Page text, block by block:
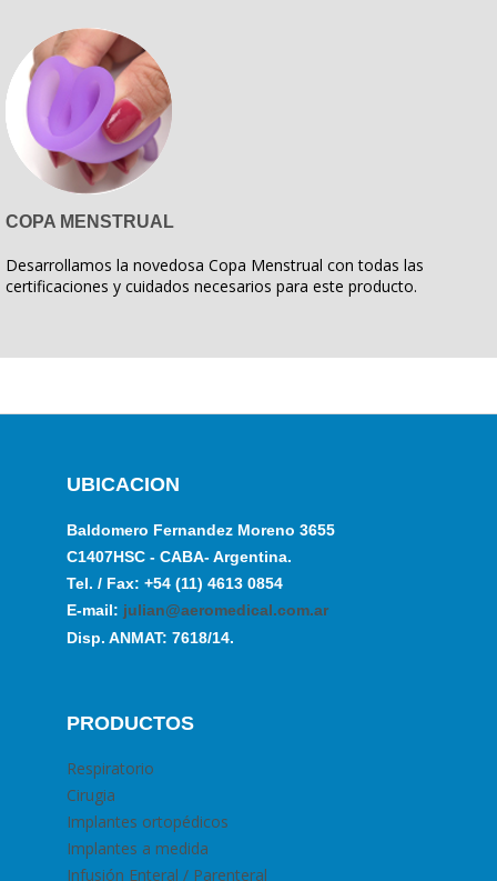
COPA MENSTRUAL
Desarrollamos la novedosa Copa Menstrual con todas las
certificaciones y cuidados necesarios para este producto.
UBICACION
Baldomero Fernandez Moreno 3655
C1407HSC - CABA- Argentina.
Tel. / Fax: +54 (11) 4613 0854
E-mail: julian@aeromedical.com.ar
Disp. ANMAT: 7618/14.
PRODUCTOS
Respiratorio
Cirugia
Implantes ortopédicos
Implantes a medida
Infusión Enteral / Parenteral